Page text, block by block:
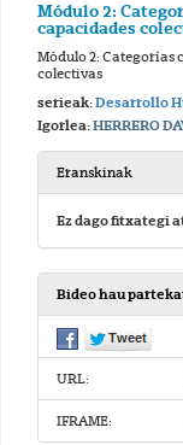
Módulo 2:
capacidades
Módulo 2: Categorías
colectivas
serieak:Desarrollo
Igorlea:HERRERO
Eranskinak
Ez dago fitxategi
Bideo hau
URL:
IFRAME: